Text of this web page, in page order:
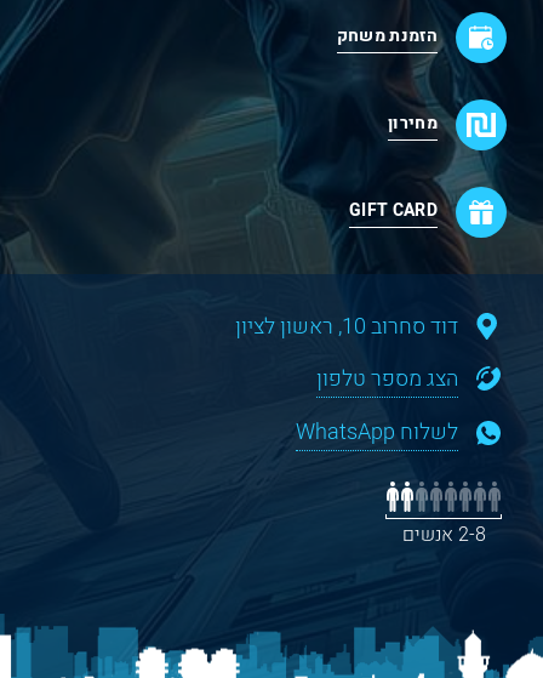
הזמנת משחק
מחירון
GIFT CARD
דוד סחרוב 10, ראשון לציון
הצג מספר טלפון
לשלוח WhatsApp
2-8 אנשים